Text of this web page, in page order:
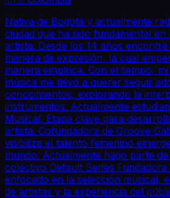
Nativa de Bogotá y actualmente
ciudad que ha sido fundamental
artista. Desde los 14 años
manera de expresión, la cual
manera empírica. Con el tiempo,
música me llevó a querer seguir
conocimientos, explorando la
instrumentos. Actualmente
Musical, Etapa clave para
artista. Cofundadora de Groove
visibiliza el talento femenino
mundo. Actualmente hago parte
colectivo Default Series
enfocado en la selección musical,
de artistas y la experiencia del